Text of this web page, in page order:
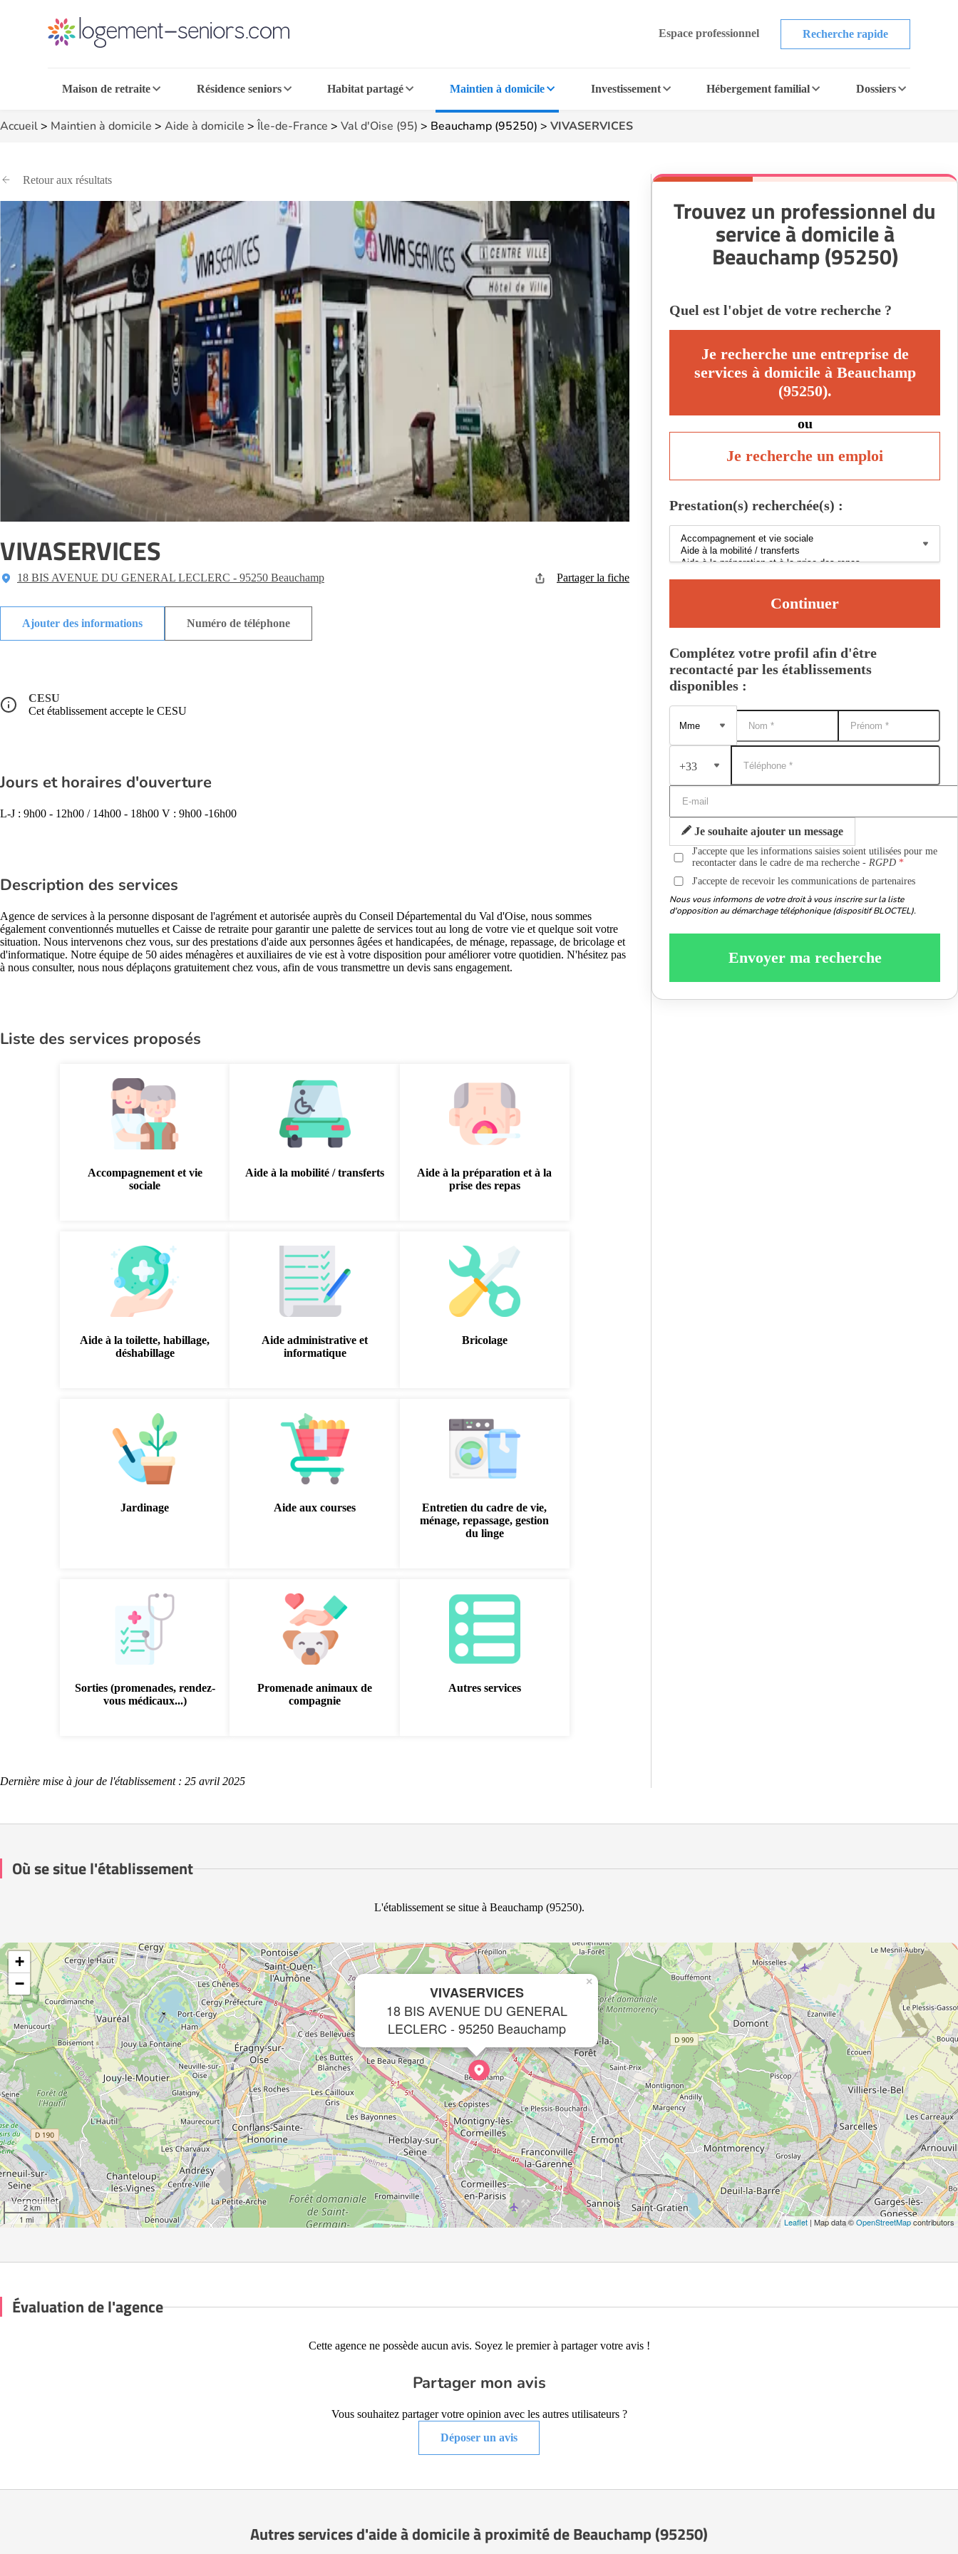
Espace professionnel Recherche rapide
Maison de retraite Résidence seniors Habitat partagé Maintien à domicile Investissement Hébergement familial Dossiers
Accueil> Maintien à domicile > Aide à domicile > Île-de-France > Val d'Oise (95) > Beauchamp (95250) > VIVASERVICES
Retour aux résultats
VIVASERVICES
18 BIS AVENUE DU GENERAL LECLERC - 95250 Beauchamp Partager la fiche
Ajouter des informations Numéro de téléphone
CESU
Cet établissement accepte le CESU
Jours et horaires d'ouverture
L-J : 9h00 - 12h00 / 14h00 - 18h00 V : 9h00 -16h00
Description des services
Agence de services à la personne disposant de l'agrément et autorisée auprès du Conseil Départemental du Val d'Oise, nous sommes
également conventionnés mutuelles et Caisse de retraite pour garantir une palette de services tout au long de votre vie et quelque soit votre
situation. Nous intervenons chez vous, sur des prestations d'aide aux personnes âgées et handicapées, de ménage, repassage, de bricolage et
d'informatique. Notre équipe de 50 aides ménagères et auxiliaires de vie est à votre disposition pour améliorer votre quotidien. N'hésitez pas
à nous consulter, nous nous déplaçons gratuitement chez vous, afin de vous transmettre un devis sans engagement.
Liste des services proposés
Accompagnement et vie
sociale
Aide à la mobilité / transferts
Aide à la préparation et à la
prise des repas
Aide à la toilette, habillage,
déshabillage
Aide administrative et
informatique
Bricolage
Jardinage Aide aux courses
Entretien du cadre de vie,
ménage, repassage, gestion
du linge
Sorties (promenades, rendez-
vous médicaux...)
Promenade animaux de
compagnie
Autres services
Dernière mise à jour de l'établissement : 25 avril 2025
Trouvez un professionnel du
service à domicile à
Beauchamp (95250)
Quel est l'objet de votre recherche ?
Je recherche une entreprise de
services à domicile à Beauchamp
(95250).
ou
Je recherche un emploi
Prestation(s) recherchée(s) :
Continuer
Complétez votre profil afin d'être
recontacté par les établissements
disponibles :
+33
Je souhaite ajouter un message
J'accepte que les informations saisies soient utilisées pour me
recontacter dans le cadre de ma recherche -RGPD
J'accepte de recevoir les communications de partenaires
Nous vous informons de votre droit à vous inscrire sur la liste
d'opposition au démarchage téléphonique (dispositif BLOCTEL).
Envoyer ma recherche
Où se situe l'établissement
L'établissement se situe à Beauchamp (95250).
VIVASERVICES
18 BIS AVENUE DU GENERAL
LECLERC - 95250 Beauchamp
×
+
−
2 km
1 mi
Leaflet | Map data ©OpenStreetMapcontributors
Évaluation de l'agence
Cette agence ne possède aucun avis. Soyez le premier à partager votre avis !
Partager mon avis
Vous souhaitez partager votre opinion avec les autres utilisateurs ?
Déposer un avis
Autres services d'aide à domicile à proximité de Beauchamp (95250)